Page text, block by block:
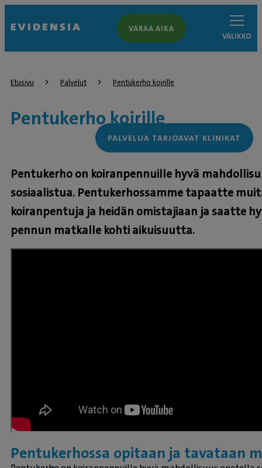
VARAA AIKA
VALIKKO
Etusivu Palvelut Pentukerho koirille
Pentukerho koirille
PALVELUA TARJOAVAT KLINIKAT
Pentukerho on koiranpennuille hyvä
sosiaalistua. Pentukerhossamme tapaatte
koiranpentuja ja heidän omistajiaan ja saatte
pennun matkalle kohti aikuisuutta.
Pentukerhossa opitaan ja tavataan